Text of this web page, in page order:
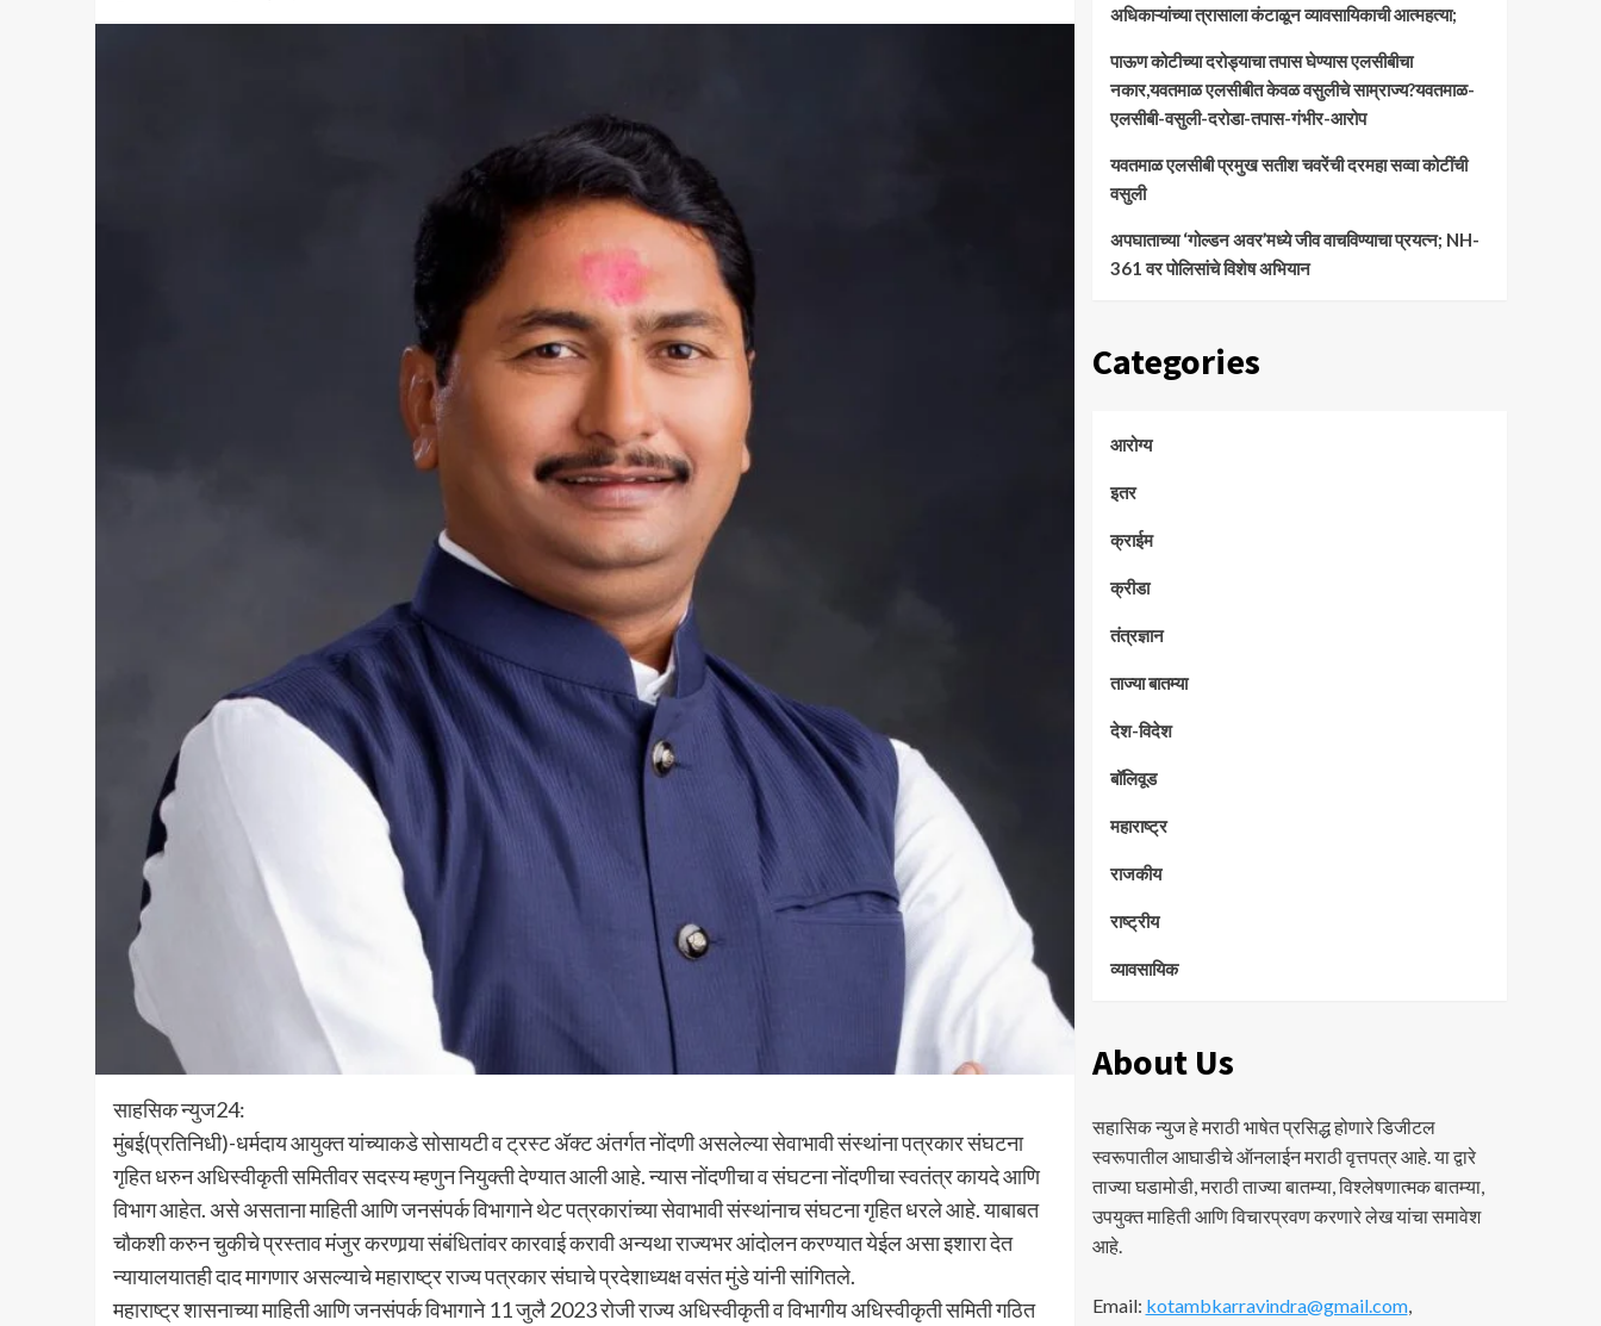
साहसिक न्युज24:
मुंबई(प्रतिनिधी)-धर्मदाय आयुक्त यांच्याकडे सोसायटी व ट्रस्ट अ‍ॅक्ट अंतर्गत नोंदणी असलेल्या सेवाभावी संस्थांना पत्रकार संघटना
गृहित धरुन अधिस्वीकृती समितीवर सदस्य म्हणुन नियुक्ती देण्यात आली आहे. न्यास नोंदणीचा व संघटना नोंदणीचा स्वतंत्र कायदे आणि
विभाग आहेत. असे असताना माहिती आणि जनसंपर्क विभागाने थेट पत्रकारांच्या सेवाभावी संस्थांनाच संघटना गृहित धरले आहे. याबाबत
चौकशी करुन चुकीचे प्रस्ताव मंजुर करणार्‍या संबंधितांवर कारवाई करावी अन्यथा राज्यभर आंदोलन करण्यात येईल असा इशारा देत
न्यायालयातही दाद मागणार असल्याचे महाराष्ट्र राज्य पत्रकार संघाचे प्रदेशाध्यक्ष वसंत मुंडे यांनी सांगितले.
महाराष्ट्र शासनाच्या माहिती आणि जनसंपर्क विभागाने 11 जुलै 2023 रोजी राज्य अधिस्वीकृती व विभागीय अधिस्वीकृती समिती गठित
अधिकाऱ्यांच्या त्रासाला कंटाळून व्यावसायिकाची आत्महत्या;
पाऊण कोटीच्या दरोड्याचा तपास घेण्यास एलसीबीचा
नकार,यवतमाळ एलसीबीत केवळ वसुलीचे साम्राज्य?यवतमाळ-
एलसीबी-वसुली-दरोडा-तपास-गंभीर-आरोप
यवतमाळ एलसीबी प्रमुख सतीश चवरेंची दरमहा सव्वा कोटींची
वसुली
अपघाताच्या ‘गोल्डन अवर’मध्ये जीव वाचविण्याचा प्रयत्न; NH-
361 वर पोलिसांचे विशेष अभियान
Categories
आरोग्य
इतर
क्राईम
क्रीडा
तंत्रज्ञान
ताज्या बातम्या
देश-विदेश
बॉलिवूड
महाराष्ट्र
राजकीय
राष्ट्रीय
व्यावसायिक
About Us
सहासिक न्युज हे मराठी भाषेत प्रसिद्ध होणारे डिजीटल
स्वरूपातील आघाडीचे ऑनलाईन मराठी वृत्तपत्र आहे. या द्वारे
ताज्या घडामोडी, मराठी ताज्या बातम्या, विश्लेषणात्मक बातम्या,
उपयुक्त माहिती आणि विचारप्रवण करणारे लेख यांचा समावेश
आहे.
Email: kotambkarravindra@gmail.com,